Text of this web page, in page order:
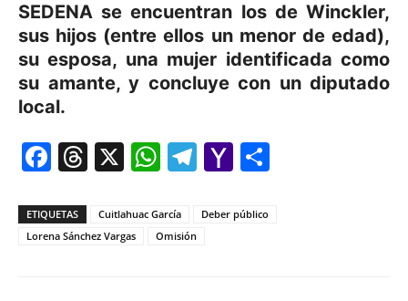
SEDENA se encuentran los de Winckler,
sus hijos (entre ellos un menor de edad),
su esposa, una mujer identificada como
su amante, y concluye con un diputado
local.
Facebook
Threads
X WhatsApp
Telegram
Yahoo
ETIQUETAS Cuitlahuac García
Deber público
Lorena Sánchez Vargas
Omisión